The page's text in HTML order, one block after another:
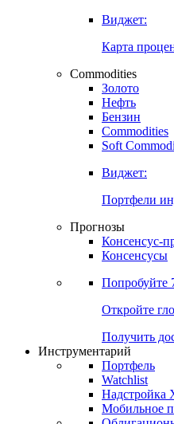
Виджет:
Карта
Commodities
Золото
Нефть
Бензин
Commodities
Soft
Виджет:
Портфели
Прогнозы
Консенсус-
Консенсусы
Попробуйте
Откройте
Получить
Инструментарий
Портфель
Watchlist
Надстройка
Мобильное